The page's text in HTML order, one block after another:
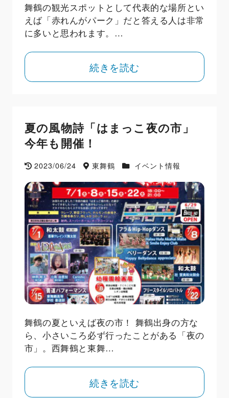
舞鶴の観光スポットとして代表的な場所とい
えば「赤れんがパーク」だと答える人は非常
に多いと思われます。…
続きを読む
夏の風物詩「はまっこ夜の市」
今年も開催！
2023/06/24 東舞鶴 イベント情報
舞鶴の夏といえば夜の市！ 舞鶴出身の方な
ら、小さいころ必ず行ったことがある「夜の
市」。西舞鶴と東舞…
続きを読む